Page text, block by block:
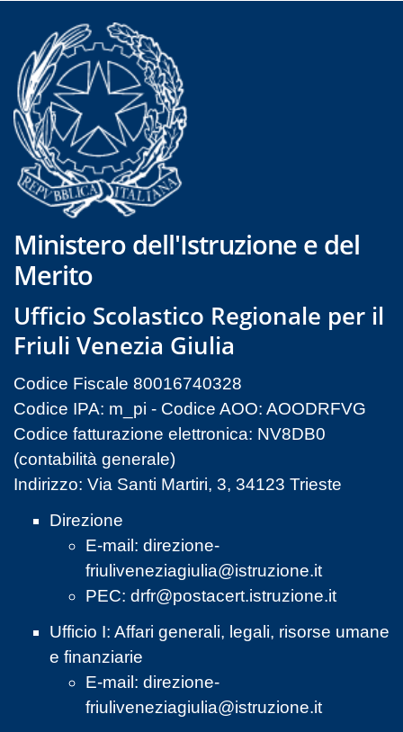
Ministero dell'Istruzione e del
Merito
Ufficio Scolastico Regionale per il
Friuli Venezia Giulia
Codice Fiscale 80016740328
Codice IPA: m_pi - Codice AOO: AOODRFVG
Codice fatturazione elettronica: NV8DB0
(contabilità generale)
Indirizzo: Via Santi Martiri, 3, 34123 Trieste
Direzione
E-mail: direzione-
friuliveneziagiulia@istruzione.it
PEC: drfr@postacert.istruzione.it
Ufficio I: Affari generali, legali, risorse umane
e finanziarie
E-mail: direzione-
friuliveneziagiulia@istruzione.it